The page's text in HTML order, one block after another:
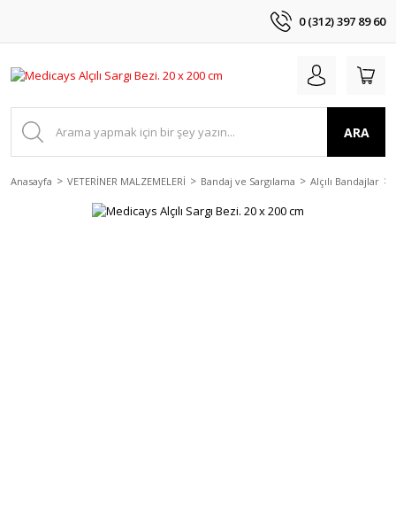
0 (312) 397 89 60
ARA
Anasayfa VETERİNER MALZEMELERİ Bandaj ve Sargılama Alçılı Bandajlar